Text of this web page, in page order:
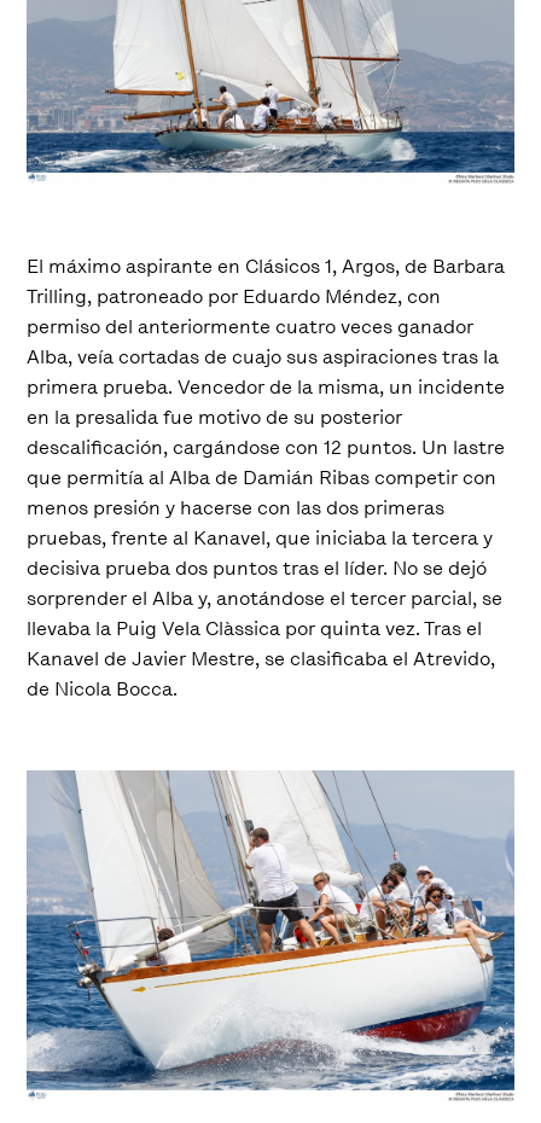
El máximo aspirante en Clásicos 1, Argos, de Barbara
Trilling, patroneado por Eduardo Méndez, con
permiso del anteriormente cuatro veces ganador
Alba, veía cortadas de cuajo sus aspiraciones tras la
primera prueba. Vencedor de la misma, un incidente
en la presalida fue motivo de su posterior
descalificación, cargándose con 12 puntos. Un lastre
que permitía al Alba de Damián Ribas competir con
menos presión y hacerse con las dos primeras
pruebas, frente al Kanavel, que iniciaba la tercera y
decisiva prueba dos puntos tras el líder. No se dejó
sorprender el Alba y, anotándose el tercer parcial, se
llevaba la Puig Vela Clàssica por quinta vez. Tras el
Kanavel de Javier Mestre, se clasificaba el Atrevido,
de Nicola Bocca.